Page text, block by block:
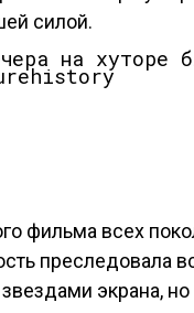
силой.
фильма всех
преследовала
экрана,